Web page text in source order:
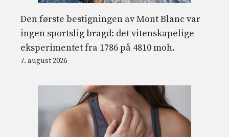
Den første bestigningen av Mont Blanc var
ingen sportslig bragd: det vitenskapelige
eksperimentet fra 1786 på 4810 moh.
7. august 2026